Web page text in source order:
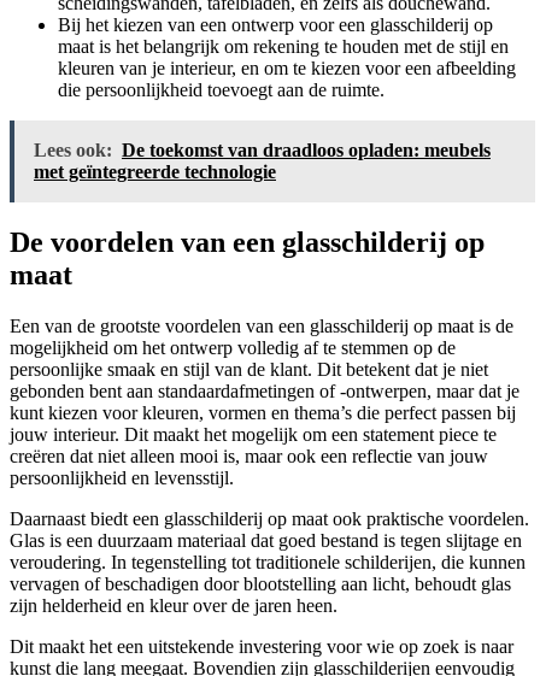
Bij het kiezen van een ontwerp voor een glasschilderij op
maat is het belangrijk om rekening te houden met de stijl en
kleuren van je interieur, en om te kiezen voor een afbeelding
die persoonlijkheid toevoegt aan de ruimte.
Lees ook: De toekomst van draadloos opladen: meubels
met geïntegreerde technologie
De voordelen van een glasschilderij op
maat
Een van de grootste voordelen van een glasschilderij op maat is de
mogelijkheid om het ontwerp volledig af te stemmen op de
persoonlijke smaak en stijl van de klant. Dit betekent dat je niet
gebonden bent aan standaardafmetingen of -ontwerpen, maar dat je
kunt kiezen voor kleuren, vormen en thema’s die perfect passen bij
jouw interieur. Dit maakt het mogelijk om een statement piece te
creëren dat niet alleen mooi is, maar ook een reflectie van jouw
persoonlijkheid en levensstijl.
Daarnaast biedt een glasschilderij op maat ook praktische voordelen.
Glas is een duurzaam materiaal dat goed bestand is tegen slijtage en
veroudering. In tegenstelling tot traditionele schilderijen, die kunnen
vervagen of beschadigen door blootstelling aan licht, behoudt glas
zijn helderheid en kleur over de jaren heen.
Dit maakt het een uitstekende investering voor wie op zoek is naar
kunst die lang meegaat. Bovendien zijn glasschilderijen eenvoudig